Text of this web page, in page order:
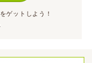
をゲットしよう！